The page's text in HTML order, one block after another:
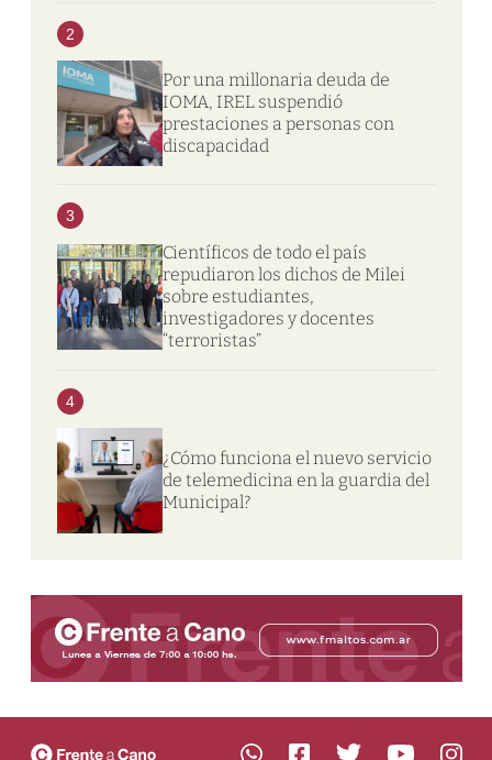
2
Por una millonaria deuda de
IOMA, IREL suspendió
prestaciones a personas con
discapacidad
3
Científicos de todo el país
repudiaron los dichos de Milei
sobre estudiantes,
investigadores y docentes
“terroristas”
4
¿Cómo funciona el nuevo servicio
de telemedicina en la guardia del
Municipal?